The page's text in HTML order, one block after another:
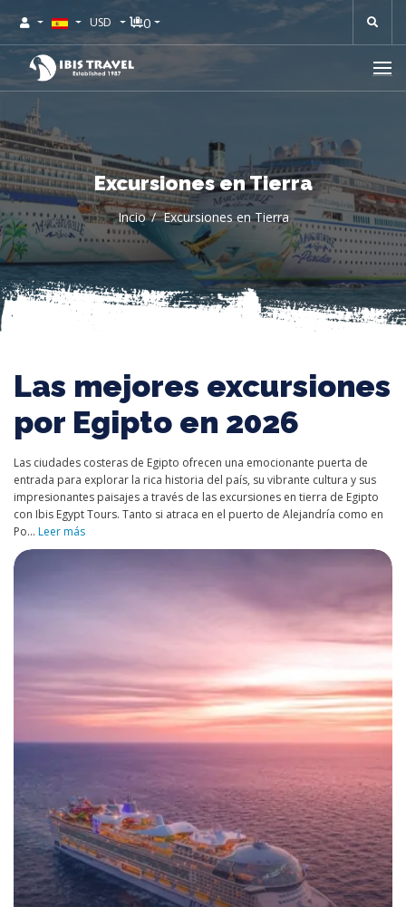
USD 0
Excursiones en Tierra
Incio Excursiones en Tierra
Las mejores excursiones
por Egipto en 2026
Las ciudades costeras de Egipto ofrecen una emocionante puerta de
entrada para explorar la rica historia del país, su vibrante cultura y sus
impresionantes paisajes a través de las excursiones en tierra de Egipto
con Ibis Egypt Tours. Tanto si atraca en el puerto de Alejandría como en
Po... Leer más